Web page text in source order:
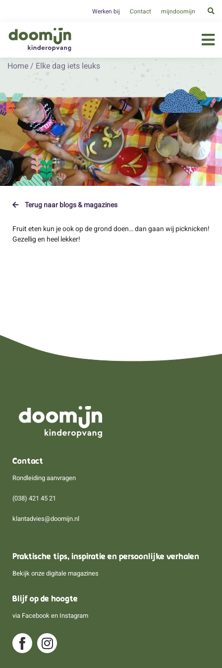
Werken bij Contact mijndoomijn
Home / Elke dag iets leuks
Terug naar blogs & magazines
Fruit eten kun je ook op de grond doen… dan gaan wij picknicken!
Gezellig en heel lekker!
Contact
Rondleiding aanvragen
(038) 421 45 21
klantadvies@doomijn.nl
Praktische tips, inspiratie en persoonlijke verhalen
Bekijk onze digitale magazines
Blijf op de hoogte
via Facebook en Instagram